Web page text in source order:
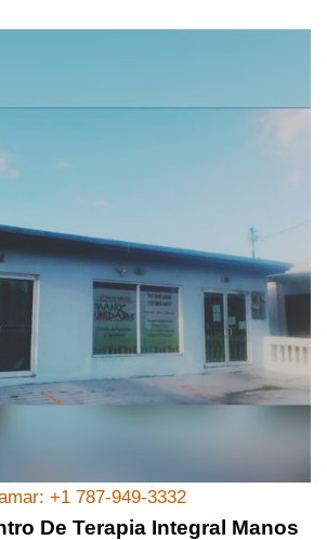
+1 787-949-3332
De Terapia Integral Manos